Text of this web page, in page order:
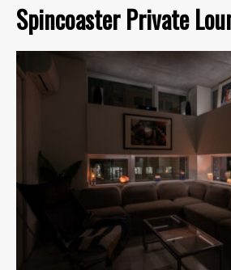
Spincoaster Private